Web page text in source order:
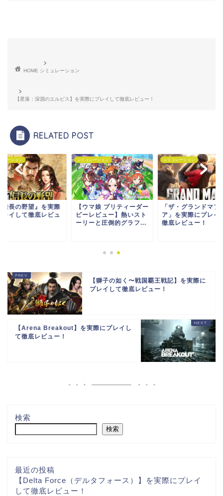
HOME シミュレーション
【星落：深淵のエルピス】を実際にプレイして徹底レビュー！
RELATED POST
レーション
信長の野望』を実際
レイして徹底レビュ
シミュレーション
【ウマ娘 プリティーダー
ビーレビュー】熱いスト
ーリーと圧倒的グラフ...
シミュレーション
「ザ・グランドマフ
ア」を実際にプレイ
徹底レビュー！
【獅子の如く〜戦国覇王戦記】を実際に
プレイして徹底レビュー！
【Arena Breakout】を実際にプレイし
て徹底レビュー！
検索
検索
最近の投稿
【Delta Force（デルタフォース）】を実際にプレイ
して徹底レビュー！